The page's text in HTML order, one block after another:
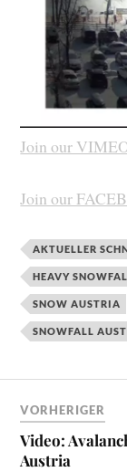
Join our
Join our
AKTUELLER
HEAVY
SNOW AUSTRIA
SNOWFALL
VORHERIGER
Video:
Austria